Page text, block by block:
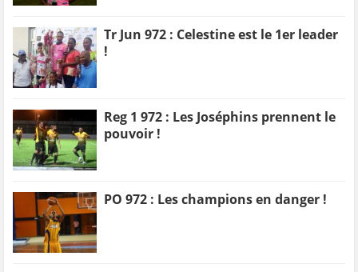
Tr Jun 972 : Celestine est le 1er leader
!
Reg 1 972 : Les Joséphins prennent le
pouvoir !
PO 972 : Les champions en danger !